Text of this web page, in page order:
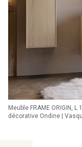
Meuble FRAME ORIGIN,
décorative Ondine |